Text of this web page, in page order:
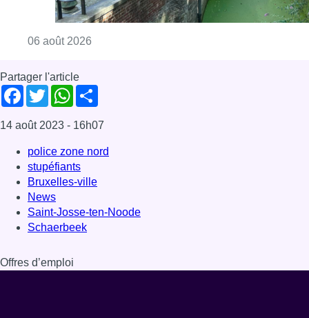
06 août 2026
Partager l'article
Facebook
TwitterWhatsApp
14 août 2023 - 16h07
police zone nord
stupéfiants
Bruxelles-ville
News
Saint-Josse-ten-Noode
Schaerbeek
Offres d’emploi